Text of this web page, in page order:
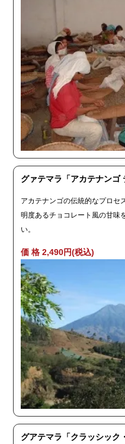
グァテマラ「アカテナンゴ
アカテナンゴの伝統的なプロセ
明度あるチョコレート風の甘味
い。
価 格 2,490円(税込)
グアテマラ「クラッシック